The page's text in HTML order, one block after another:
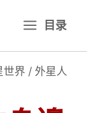
目录
世界 / 外星人